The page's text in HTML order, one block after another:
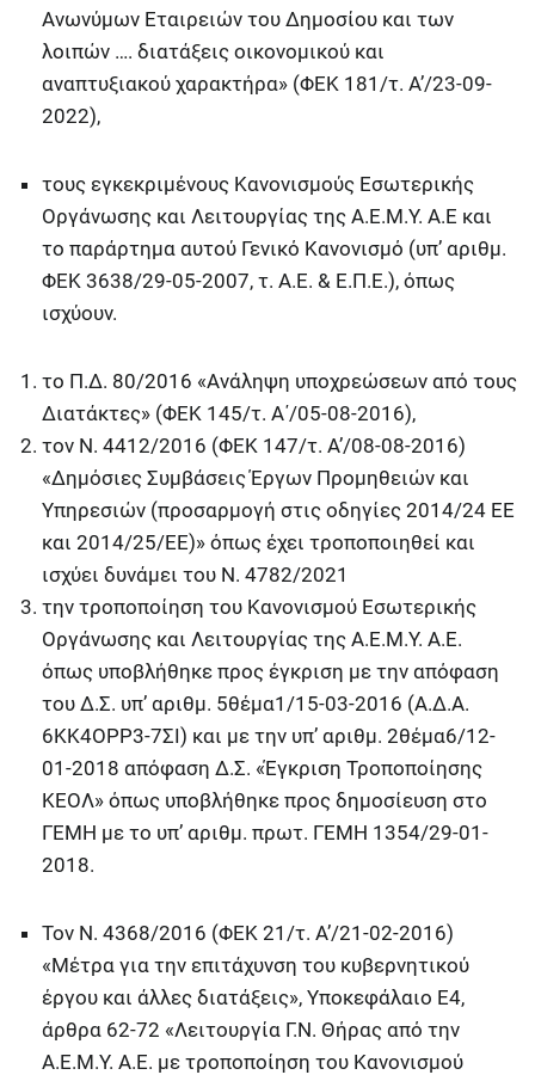
Ανωνύμων Εταιρειών του Δημοσίου και των
λοιπών …. διατάξεις οικονομικού και
αναπτυξιακού χαρακτήρα» (ΦΕΚ 181/τ. Α’/23-09-
2022),
τους εγκεκριμένους Κανονισμούς Εσωτερικής
Οργάνωσης και Λειτουργίας της Α.Ε.Μ.Υ. Α.Ε και
το παράρτημα αυτού Γενικό Κανονισμό (υπ’ αριθμ.
ΦΕΚ 3638/29-05-2007, τ. Α.Ε. & Ε.Π.Ε.), όπως
ισχύουν.
το Π.Δ. 80/2016 «Ανάληψη υποχρεώσεων από τους
Διατάκτες» (ΦΕΚ 145/τ. Α΄/05-08-2016),
τον Ν. 4412/2016 (ΦΕΚ 147/τ. Α’/08-08-2016)
«Δημόσιες Συμβάσεις Έργων Προμηθειών και
Υπηρεσιών (προσαρμογή στις οδηγίες 2014/24 ΕΕ
και 2014/25/ΕΕ)» όπως έχει τροποποιηθεί και
ισχύει δυνάμει του Ν. 4782/2021
την τροποποίηση του Κανονισμού Εσωτερικής
Οργάνωσης και Λειτουργίας της Α.Ε.Μ.Υ. Α.Ε.
όπως υποβλήθηκε προς έγκριση με την απόφαση
του Δ.Σ. υπ’ αριθμ. 5θέμα1/15-03-2016 (Α.Δ.Α.
6ΚΚ4ΟΡΡ3-7ΣΙ) και με την υπ’ αριθμ. 2θέμα6/12-
01-2018 απόφαση Δ.Σ. «Έγκριση Τροποποίησης
ΚΕΟΛ» όπως υποβλήθηκε προς δημοσίευση στο
ΓΕΜΗ με το υπ’ αριθμ. πρωτ. ΓΕΜΗ 1354/29-01-
2018.
Τον Ν. 4368/2016 (ΦΕΚ 21/τ. Α’/21-02-2016)
«Μέτρα για την επιτάχυνση του κυβερνητικού
έργου και άλλες διατάξεις», Υποκεφάλαιο Ε4,
άρθρα 62-72 «Λειτουργία Γ.Ν. Θήρας από την
Α.Ε.Μ.Υ. Α.Ε. με τροποποίηση του Κανονισμού